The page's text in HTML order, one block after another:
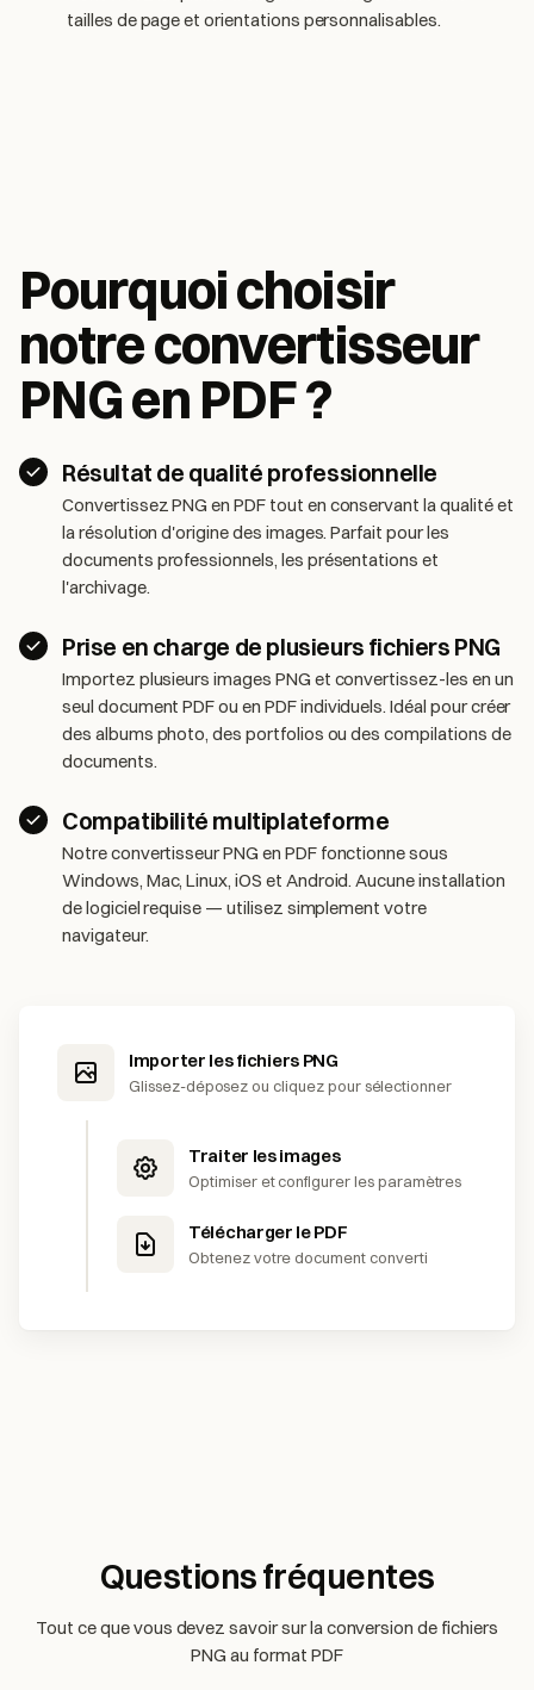
tailles de page et orientations personnalisables.
Pourquoi choisir
notre convertisseur
PNG en PDF ?
Résultat de qualité professionnelle
Convertissez PNG en PDF tout en conservant la qualité et
la résolution d'origine des images. Parfait pour les
documents professionnels, les présentations et
l'archivage.
Prise en charge de plusieurs fichiers PNG
Importez plusieurs images PNG et convertissez-les en un
seul document PDF ou en PDF individuels. Idéal pour créer
des albums photo, des portfolios ou des compilations de
documents.
Compatibilité multiplateforme
Notre convertisseur PNG en PDF fonctionne sous
Windows, Mac, Linux, iOS et Android. Aucune installation
de logiciel requise — utilisez simplement votre
navigateur.
Importer les fichiers PNG
Glissez-déposez ou cliquez pour sélectionner
Traiter les images
Optimiser et configurer les paramètres
Télécharger le PDF
Obtenez votre document converti
Questions fréquentes
Tout ce que vous devez savoir sur la conversion de fichiers
PNG au format PDF